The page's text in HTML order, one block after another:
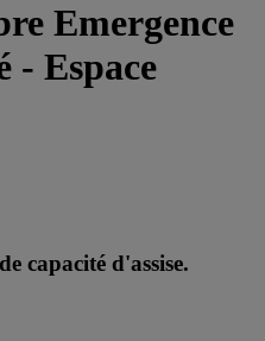
Emergence
- Espace
capacité d'assise.